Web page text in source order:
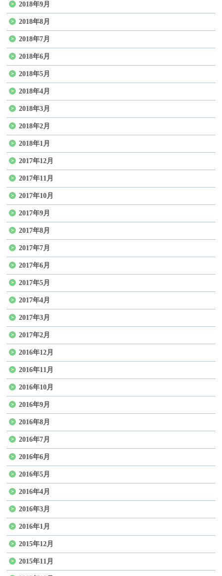
2018年9月
2018年8月
2018年7月
2018年6月
2018年5月
2018年4月
2018年3月
2018年2月
2018年1月
2017年12月
2017年11月
2017年10月
2017年9月
2017年8月
2017年7月
2017年6月
2017年5月
2017年4月
2017年3月
2017年2月
2016年12月
2016年11月
2016年10月
2016年9月
2016年8月
2016年7月
2016年6月
2016年5月
2016年4月
2016年3月
2016年1月
2015年12月
2015年11月